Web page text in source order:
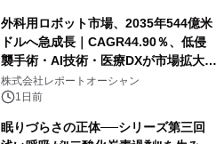
外科用ロボット市場、2035年544億米
ドルへ急成長｜CAGR44.90％、低侵
襲手術・AI技術・医療DXが市場拡大を
牽引
株式会社レポートオーシャン
1日前
眠りづらさの正体──シリーズ第三回